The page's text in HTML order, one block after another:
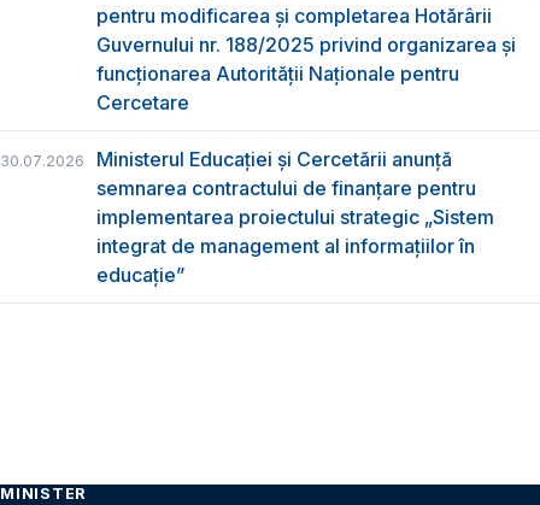
pentru modificarea și completarea Hotărârii
Guvernului nr. 188/2025 privind organizarea şi
funcţionarea Autorităţii Naţionale pentru
Cercetare
30.07.2026
Ministerul Educației și Cercetării anunță
semnarea contractului de finanțare pentru
implementarea proiectului strategic „Sistem
integrat de management al informațiilor în
educație”
MINISTER